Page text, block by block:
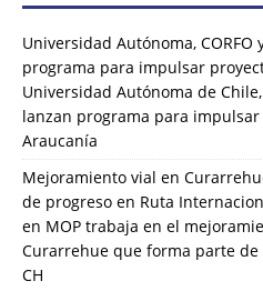
Universidad Autónoma,
programa para impulsar
Universidad Autónoma de
lanzan programa para
Araucanía
Mejoramiento vial en
de progreso en Ruta
en MOP trabaja en el
Curarrehue que forma parte
CH